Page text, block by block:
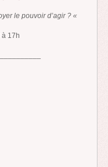
le pouvoir d’agir ? «
17h